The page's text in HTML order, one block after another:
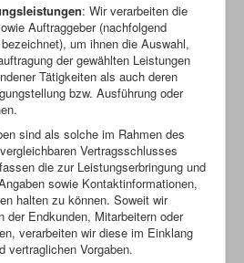
: Wir verarbeiten die
Auftraggeber (nachfolgend
um ihnen die Auswahl,
der gewählten Leistungen
Tätigkeiten als auch deren
bzw. Ausführung oder
sind als solche im Rahmen des
Vertragsschlusses
die zur Leistungserbringung und
sowie Kontaktinformationen,
halten zu können. Soweit wir
der Endkunden, Mitarbeitern oder
verarbeiten wir diese im Einklang
vertraglichen Vorgaben.